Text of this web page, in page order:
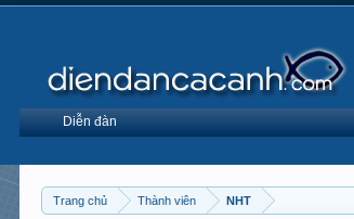
Trang chủ Thành viên NHT
Diễn đàn